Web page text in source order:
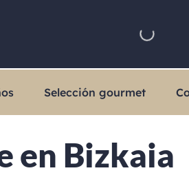
Selección gourmet
en Bizkaia